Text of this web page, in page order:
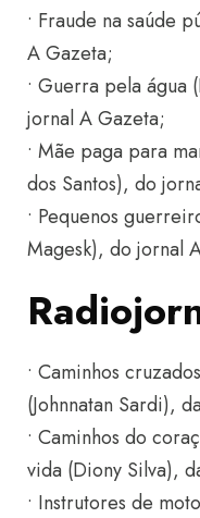
• Fraude na saúde
A Gazeta;
• Guerra pela água
jornal A Gazeta;
• Mãe paga para
dos Santos), do
• Pequenos
Magesk), do jornal
• Caminhos
(Johnnatan Sardi),
• Caminhos do
vida (Diony Silva),
• Instrutores de